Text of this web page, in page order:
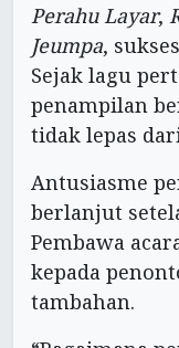
Perahu Layar,
Jeumpa,
Sejak lagu
penampilan
tidak lepas
Antusiasme
berlanjut
Pembawa
kepada
tambahan.